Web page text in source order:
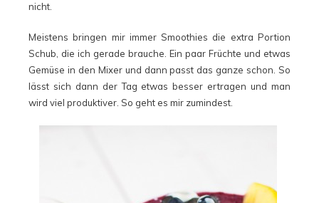
nicht.
Meistens bringen mir immer Smoothies die extra Portion
Schub, die ich gerade brauche. Ein paar Früchte und etwas
Gemüse in den Mixer und dann passt das ganze schon. So
lässt sich dann der Tag etwas besser ertragen und man
wird viel produktiver. So geht es mir zumindest.